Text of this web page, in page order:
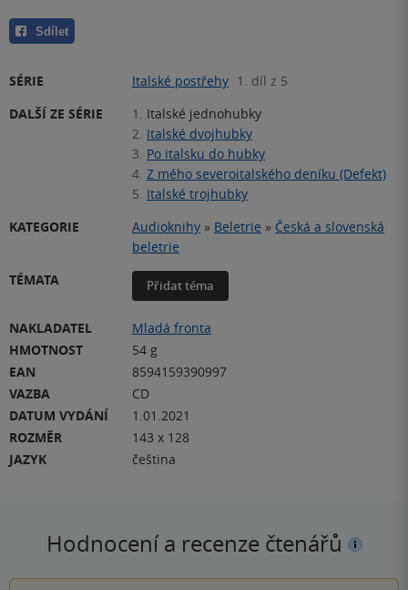
Sdílet
SÉRIE Italské postřehy 1. díl z 5
DALŠÍ ZE SÉRIE
1.
Italské jednohubky
2. Italské dvojhubky
3. Po italsku do hubky
4. Z mého severoitalského deníku (Defekt)
5. Italské trojhubky
KATEGORIE
Audioknihy » Beletrie » Česká a slovenská
beletrie
TÉMATA
Přidat téma
NAKLADATEL
Mladá fronta
HMOTNOST
54 g
EAN
8594159390997
VAZBA
CD
DATUM VYDÁNÍ
1.01.2021
ROZMĚR
143 x 128
JAZYK
čeština
Hodnocení a recenze čtenářů